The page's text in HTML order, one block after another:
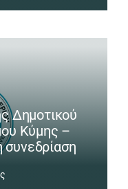
Δημοτικού
Κύμης –
συνεδρίαση